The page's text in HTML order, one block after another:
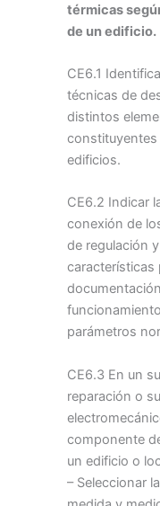
térmicas
de un edificio.
CE6.1
técnicas de
distintos
constituyentes
edificios.
CE6.2 Indicar
conexión de
de regulación
características
parámetros
CE6.3 En un
reparación o
componente
un edificio o
– Seleccionar